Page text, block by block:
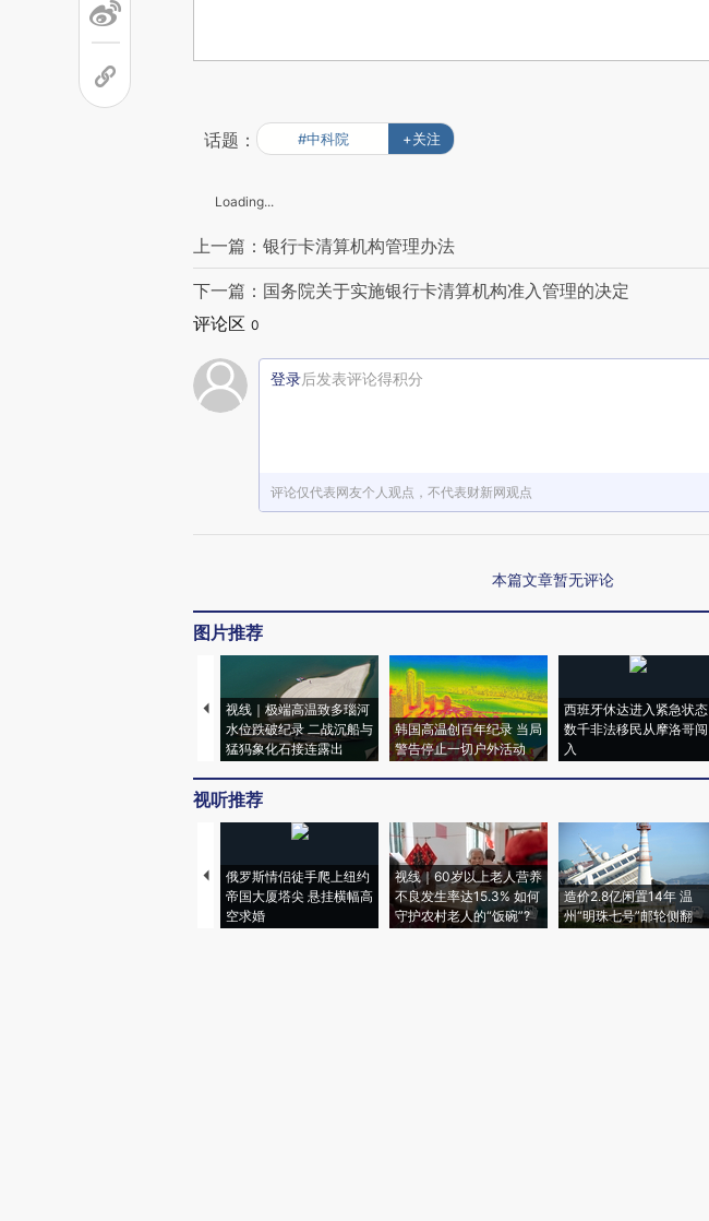
话题： #中科院 +关注
Loading...
上一篇：银行卡清算机构管理办法
下一篇：国务院关于实施银行卡清算机构准入管理的决定
评论区 0
登录后发表评论得积分
评论仅代表网友个人观点，不代表财新网观点
本篇文章暂无评论
图片推荐
视线｜极端高温致多瑙河
水位跌破纪录 二战沉船与
猛犸象化石接连露出
韩国高温创百年纪录 当局
警告停止一切户外活动
西班牙休达进入紧急状态
数千非法移民从摩洛哥闯
入
视听推荐
俄罗斯情侣徒手爬上纽约
帝国大厦塔尖 悬挂横幅高
空求婚
视线｜60岁以上老人营养
不良发生率达15.3% 如何
守护农村老人的“饭碗”?
造价2.8亿闲置14年 温
州“明珠七号”邮轮侧翻